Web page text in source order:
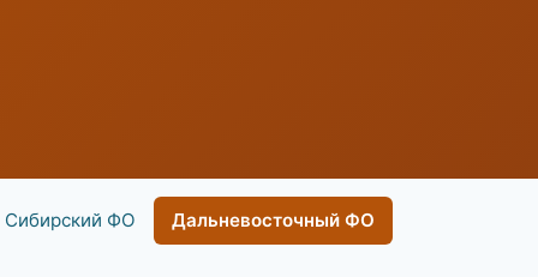
Сибирский ФО Дальневосточный ФО